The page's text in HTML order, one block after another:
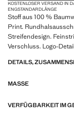
KOSTENLOSER VERSAND IN
ENGSTANDARDLÄNGE
Stoff aus 100 %
Print.
Streifendesign.
Verschluss. Logo-Detail
DETAILS,
MASSE
VERFÜGBARKEIT IM